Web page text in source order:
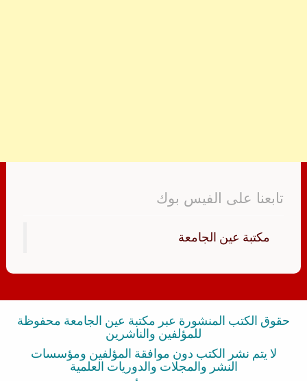
تابعنا على الفيس بوك
‏مكتبة عين الجامعة‏
حقوق الكتب المنشورة عبر مكتبة عين الجامعة محفوظة
للمؤلفين والناشرين
لا يتم نشر الكتب دون موافقة المؤلفين ومؤسسات
النشر والمجلات والدوريات العلمية